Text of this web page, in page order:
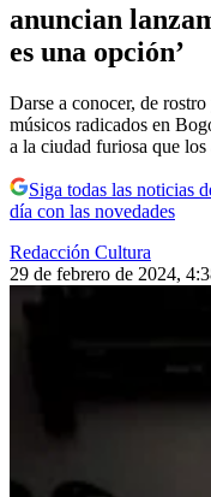
anuncian
es una opción’
Darse a conocer, de
músicos radicados en
a la ciudad furiosa que
Siga todas las noticias
día con las novedades
Redacción Cultura
29 de febrero de 2024,